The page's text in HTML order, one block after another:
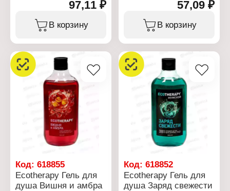
Вид линейки: Professional
жидкость
Объем: 1л
Линейка: Professional
Тип товара: Чистящее
Назначение:
универсальное
Форма выпуска: крем
Объем: 500 мл
97,11 ₽
В корзину
эмалированных и
поверхностей на кухне,
ванной комнате и т.д.
трудновыводимые пятна.
Обеспечивает
гигиеническую чистоту.
Устраняет неприятные
запахи и придает
цитрусовый аромат.
Характеристики:
Производитель:
Ренессанс Косметик
Бренд: Brand
средство
Назначение:
универсальное
Вариация: Грейпфрут и
57,09 ₽
В корзину
Код: 618855
Ecotherapy Гель для
душа Вишня и амбра
Код:618852
Ecotherapy Гель для
душа Заряд свежести